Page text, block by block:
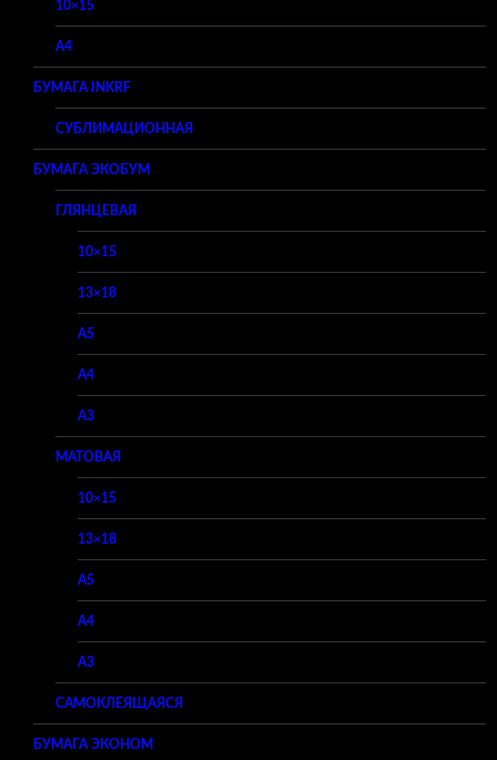
10×15
A4
БУМАГА INKRF
СУБЛИМАЦИОННАЯ
БУМАГА ЭКОБУМ
ГЛЯНЦЕВАЯ
10×15
13×18
A5
A4
A3
МАТОВАЯ
10×15
13×18
A5
A4
A3
САМОКЛЕЯЩАЯСЯ
БУМАГА ЭКОНОМ